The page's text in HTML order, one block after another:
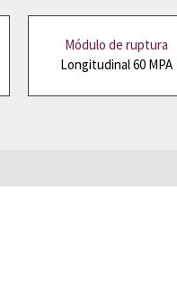
Módulo de ruptura
Longitudinal 60 MPA